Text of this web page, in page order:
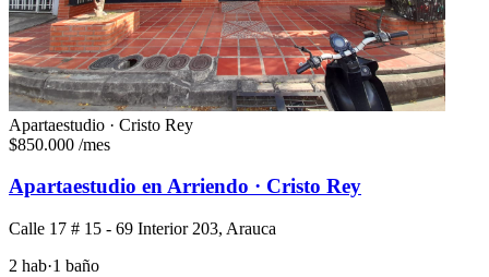
Apartaestudio · Cristo Rey
$850.000 /mes
Apartaestudio en Arriendo · Cristo Rey
Calle 17 # 15 - 69 Interior 203, Arauca
2 hab·1 baño